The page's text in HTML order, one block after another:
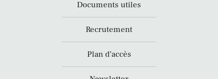
Documents utiles
Recrutement
Plan d’accès